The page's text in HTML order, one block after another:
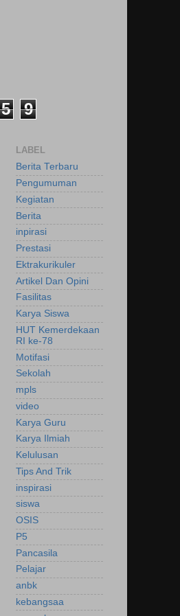
5 9
LABEL
Berita Terbaru
Pengumuman
Kegiatan
Berita
inpirasi
Prestasi
Ektrakurikuler
Artikel Dan Opini
Fasilitas
Karya Siswa
HUT Kemerdekaan
RI ke-78
Motifasi
Sekolah
mpls
video
Karya Guru
Karya Ilmiah
Kelulusan
Tips And Trik
inspirasi
siswa
OSIS
P5
Pancasila
Pelajar
anbk
kebangsaa